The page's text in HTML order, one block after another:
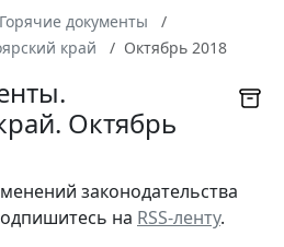
Горячие документы
край Октябрь 2018
Октябрь
законодательства
на RSS-ленту.